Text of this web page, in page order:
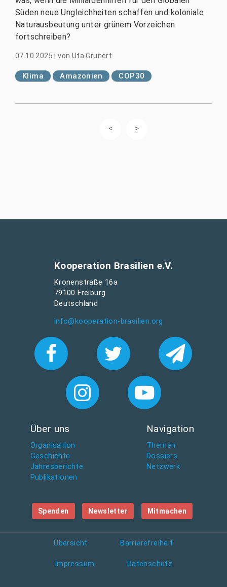
Süden neue Ungleichheiten schaffen und koloniale
Naturausbeutung unter grünem Vorzeichen
fortschreiben?
07.10.2025 |von Uta Grunert
Klima Amazonien COP30
Kooperation Brasilien e.V.
Kronenstraße 16a
79100 Freiburg
Deutschland
info@kooperation-brasilien.org
Über uns
Organisation
Geschichte
Jahresberichte
Publikationen
Navigation
Themen
Dossiers
Netzwerk
Spenden Newsletter Mitmachen
Übersicht Barrierefreiheit
Impressum Datenschutz